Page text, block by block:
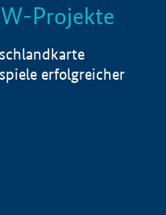
Info
Projekte
erfolgreicher